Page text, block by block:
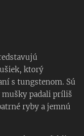
ktorý
s tungstenom. Sú
mušky padali príliš
ryby a jemnú